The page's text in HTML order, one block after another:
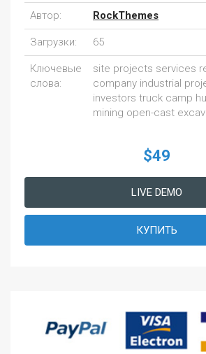
Автор: RockThemes
Загрузки: 65
Ключевые
слова:
site projects services
company industrial
investors truck camp
mining open-cast
$49
LIVE DEMO
КУПИТЬ